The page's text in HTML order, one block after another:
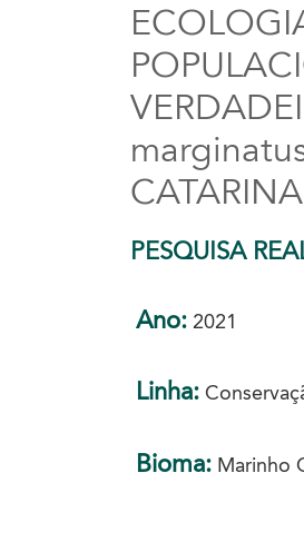
PESQUISA
Ano: 2021
Linha:
Bioma: Marinho